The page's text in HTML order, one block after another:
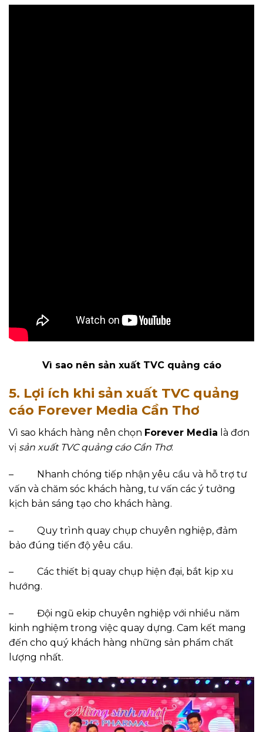
Vì sao nên sản xuất TVC quảng cáo
5. Lợi ích khi sản xuất TVC quảng
cáo Forever Media Cần Thơ
Vì sao khách hàng nên chọn Forever Media là đơn
vị sản xuất TVC quảng cáo Cần Thơ:
–
Nhanh chóng tiếp nhận yêu cầu và hỗ trợ tư
vấn và chăm sóc khách hàng, tư vấn các ý tưởng
kịch bản sáng tạo cho khách hàng.
–
Quy trình quay chụp chuyên nghiệp, đảm
bảo đúng tiến độ yêu cầu.
–
Các thiết bị quay chụp hiện đại, bắt kịp xu
hướng.
–
Đội ngũ ekip chuyên nghiệp với nhiều năm
kinh nghiệm trong việc quay dựng. Cam kết mang
đến cho quý khách hàng những sản phẩm chất
lượng nhất.